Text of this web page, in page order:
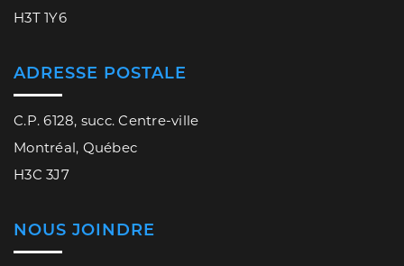
H3T 1Y6
ADRESSE POSTALE
C.P. 6128, succ. Centre-ville
Montréal, Québec
H3C 3J7
NOUS JOINDRE